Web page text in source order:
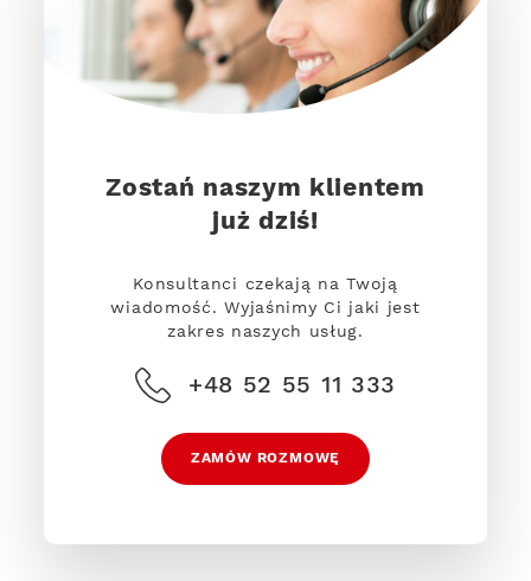
Zostań naszym klientem
już dziś!
Konsultanci czekają na Twoją
wiadomość. Wyjaśnimy Ci jaki jest
zakres naszych usług.
+48 52 55 11 333
ZAMÓW ROZMOWĘ